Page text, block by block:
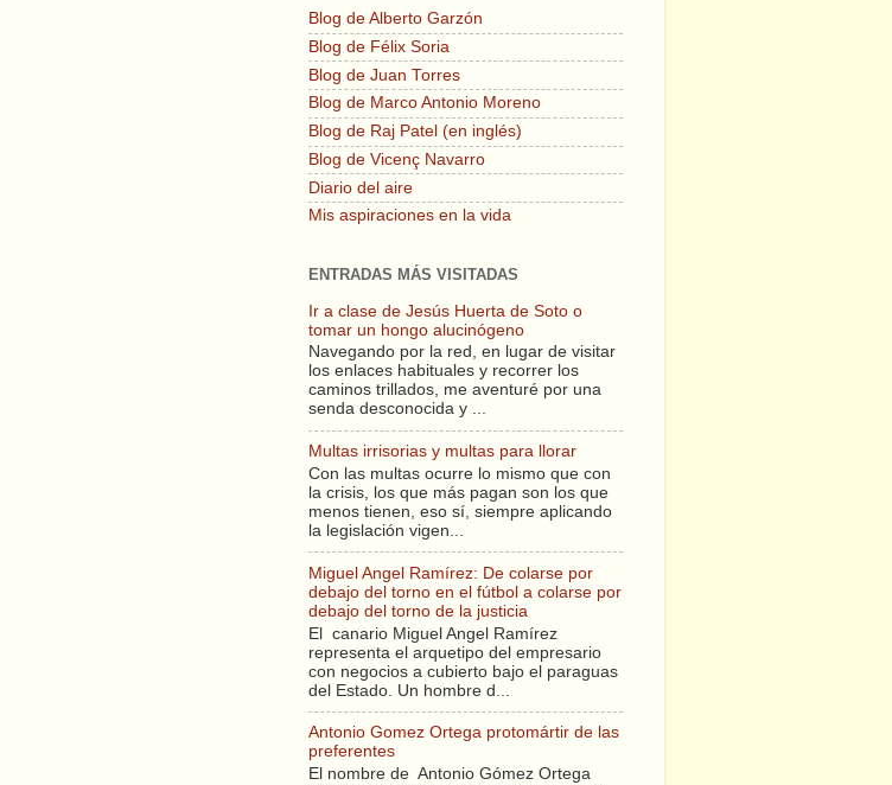
Blog de Alberto Garzón
Blog de Félix Soria
Blog de Juan Torres
Blog de Marco Antonio Moreno
Blog de Raj Patel (en inglés)
Blog de Vicenç Navarro
Diario del aire
Mis aspiraciones en la vida
ENTRADAS MÁS VISITADAS
Ir a clase de Jesús Huerta de Soto o
tomar un hongo alucinógeno
Navegando por la red, en lugar de visitar
los enlaces habituales y recorrer los
caminos trillados, me aventuré por una
senda desconocida y ...
Multas irrisorias y multas para llorar
Con las multas ocurre lo mismo que con
la crisis, los que más pagan son los que
menos tienen, eso sí, siempre aplicando
la legislación vigen...
Miguel Angel Ramírez: De colarse por
debajo del torno en el fútbol a colarse por
debajo del torno de la justicia
El canario Miguel Angel Ramírez
representa el arquetipo del empresario
con negocios a cubierto bajo el paraguas
del Estado. Un hombre d...
Antonio Gomez Ortega protomártir de las
preferentes
El nombre de Antonio Gómez Ortega